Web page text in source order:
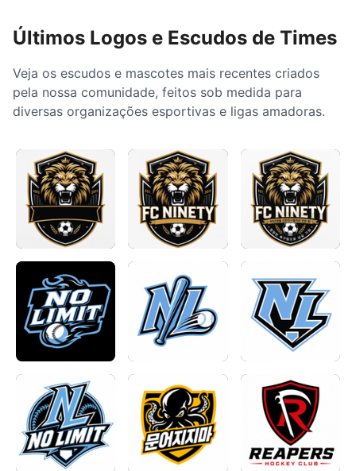
Últimos Logos e Escudos de Times
Veja os escudos e mascotes mais recentes criados
pela nossa comunidade, feitos sob medida para
diversas organizações esportivas e ligas amadoras.